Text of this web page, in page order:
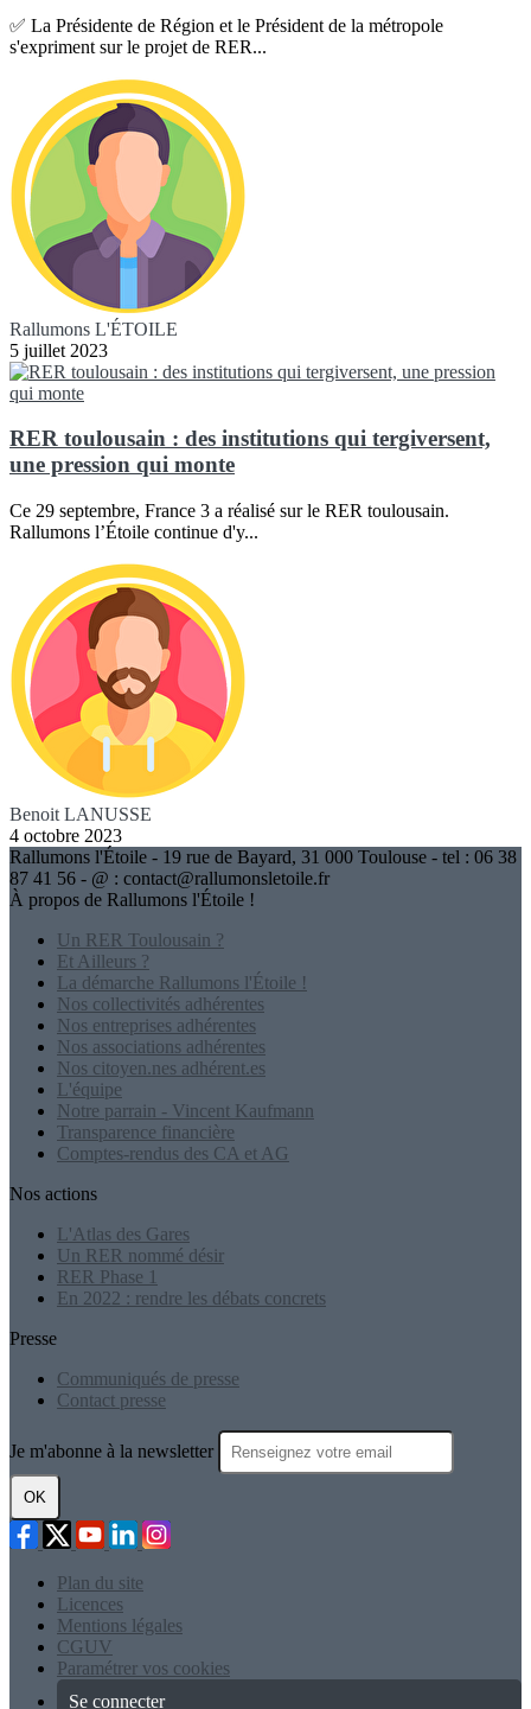
✅ La Présidente de Région et le Président de la métropole
s'expriment sur le projet de RER...
Rallumons L'ÉTOILE
5 juillet 2023
RER toulousain : des institutions qui tergiversent,
une pression qui monte
Ce 29 septembre, France 3 a réalisé sur le RER toulousain.
Rallumons l’Étoile continue d'y...
Benoit LANUSSE
4 octobre 2023
Rallumons l'Étoile - 19 rue de Bayard, 31 000 Toulouse - tel : 06 38
87 41 56 - @ : contact@rallumonsletoile.fr
À propos de Rallumons l'Étoile !
Un RER Toulousain ?
Et Ailleurs ?
La démarche Rallumons l'Étoile !
Nos collectivités adhérentes
Nos entreprises adhérentes
Nos associations adhérentes
Nos citoyen.nes adhérent.es
L'équipe
Notre parrain - Vincent Kaufmann
Transparence financière
Comptes-rendus des CA et AG
Nos actions
L'Atlas des Gares
Un RER nommé désir
RER Phase 1
En 2022 : rendre les débats concrets
Presse
Communiqués de presse
Contact presse
Je m'abonne à la newsletter
OK
Plan du site
Licences
Mentions légales
CGUV
Paramétrer vos cookies
Se connecter